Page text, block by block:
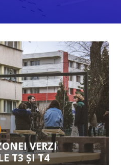
VERZI
T3 ȘI T4